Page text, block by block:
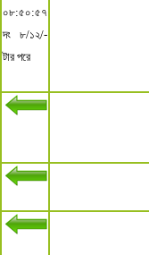
০৮:৫০:৫৭
দং ৮/১২/-
টার পরে